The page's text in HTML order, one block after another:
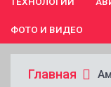
ФОТО И ВИДЕО
Главная